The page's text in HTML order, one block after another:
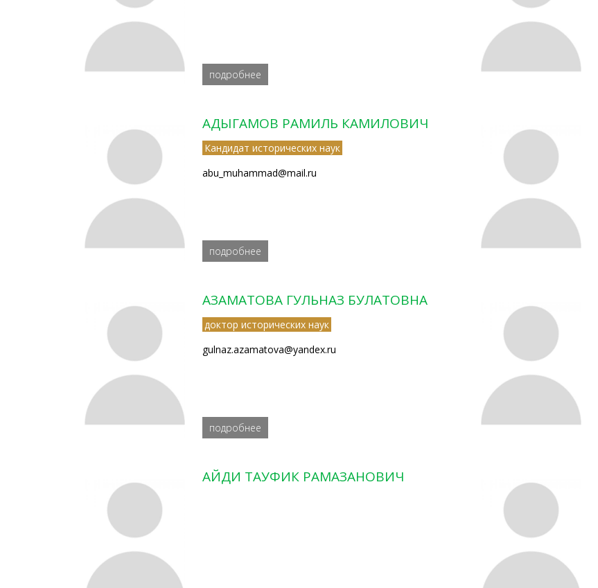
подробнее
АДЫГАМОВ РАМИЛЬ КАМИЛОВИЧ
Кандидат исторических наук
abu_muhammad@mail.ru
подробнее
АЗАМАТОВА ГУЛЬНАЗ БУЛАТОВНА
доктор исторических наук
gulnaz.azamatova@yandex.ru
подробнее
АЙДИ ТАУФИК РАМАЗАНОВИЧ